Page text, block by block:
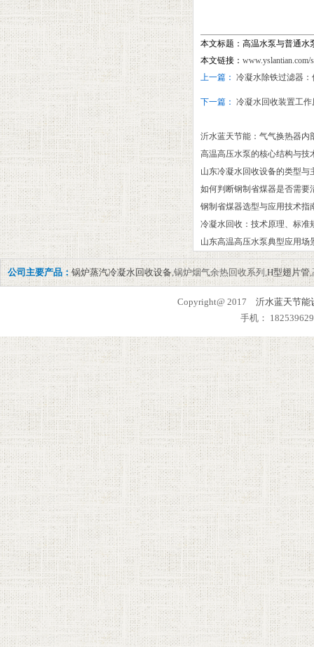
本文标题：高温水泵与普通水
本文链接： www.yslantian.com/
上一篇： 冷凝水除铁过滤器
下一篇： 冷凝水回收装置工作
沂水蓝天节能：气气换热器内
高温高压水泵的核心结构与技
山东冷凝水回收设备的类型与
如何判断钢制省煤器是否需要
钢制省煤器选型与应用技术指
冷凝水回收：技术原理、标准
山东高温高压水泵典型应用场
公司主要产品：锅炉蒸汽冷凝水回收设备,锅炉烟气余热回收系列,H型翅片管,
Copyright@ 2017 沂水蓝天节能
手机：